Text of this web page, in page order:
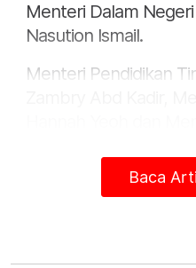
Menteri Dalam
Nasution Ismail.
Menteri Pendidikan
Ahmad Zahid yang
hanya melalui
Baca